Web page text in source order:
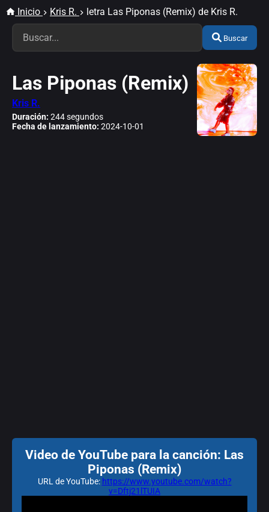
Inicio Kris R. letra Las Piponas (Remix) de Kris R.
Buscar
Las Piponas (Remix)
Kris R.
Duración: 244 segundos
Fecha de lanzamiento: 2024-10-01
Video de YouTube para la canción: Las
Piponas (Remix)
URL de YouTube: https://www.youtube.com/watch?
v=Dftj21lTUIA